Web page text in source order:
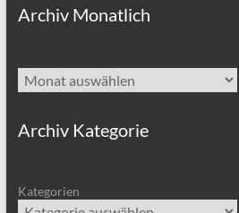
Archiv Monatlich
Archiv
Archiv Kategorie
Kategorien